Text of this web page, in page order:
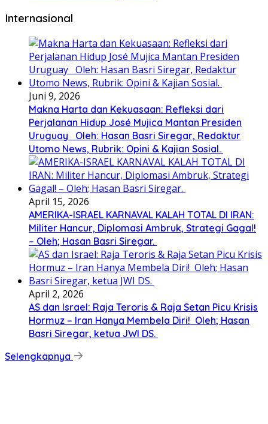
Internasional
Juni 9, 2026
Makna Harta dan Kekuasaan: Refleksi dari
Perjalanan Hidup José Mujica Mantan Presiden
Uruguay Oleh: Hasan Basri Siregar, Redaktur
Utomo News, Rubrik: Opini & Kajian Sosial.
April 15, 2026
AMERIKA-ISRAEL KARNAVAL KALAH TOTAL DI IRAN:
Militer Hancur, Diplomasi Ambruk, Strategi Gagal!
– Oleh; Hasan Basri Siregar.
April 2, 2026
AS dan Israel: Raja Teroris & Raja Setan Picu Krisis
Hormuz – Iran Hanya Membela Diri! Oleh; Hasan
Basri Siregar, ketua JWI DS.
Selengkapnya